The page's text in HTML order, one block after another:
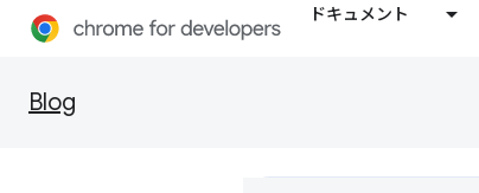
ドキュメント
Blog